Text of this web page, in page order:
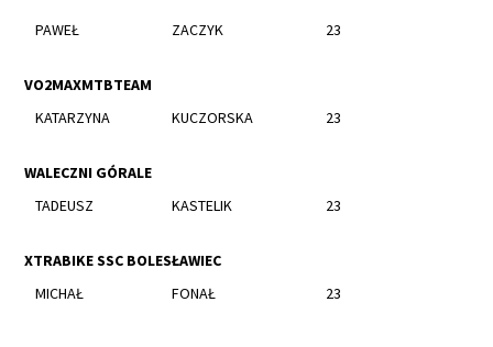
PAWEŁ ZACZYK 23
VO2MAXMTBTEAM
KATARZYNA
KUCZORSKA 23
WALECZNI GÓRALE
TADEUSZ
KASTELIK 23
XTRABIKE SSC BOLESŁAWIEC
MICHAŁ
FONAŁ 23